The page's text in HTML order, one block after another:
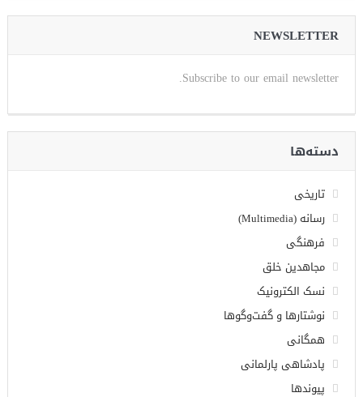
NEWSLETTER
Subscribe to our email newsletter.
دسته‌ها
تاریخی
رسانه (Multimedia)
فرهنگی
مجاهدین خلق
نسک الکترونیک
نوشتارها و گفت‌وگوها
همگانی
پادشاهی پارلمانی
پیوندها